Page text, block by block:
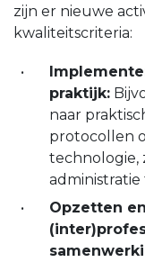
zijn er nieuwe
kwaliteitscriteria:
praktijk:
naar
protocollen
technologie,
Opzetten